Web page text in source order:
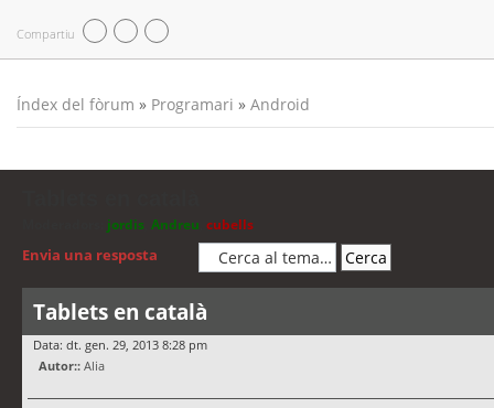
Compartiu
Índex del fòrum » Programari » Android
jordis Andreu cubells
Envia una resposta
Tablets en català
Data: dt. gen. 29, 2013 8:28 pm
Autor:: Alia